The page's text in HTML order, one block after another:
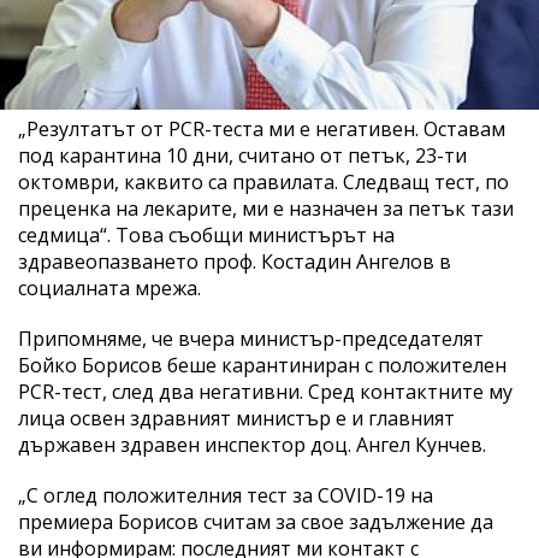
„Резултатът от PCR-теста ми е негативен. Оставам
под карантина 10 дни, считано от петък, 23-ти
октомври, каквито са правилата. Следващ тест, по
преценка на лекарите, ми е назначен за петък тази
седмица“. Това съобщи министърът на
здравеопазването проф. Костадин Ангелов в
социалната мрежа.
Припомняме, че вчера министър-председателят
Бойко Борисов беше карантиниран с положителен
PCR-тест, след два негативни. Сред контактните му
лица освен здравният министър е и главният
държавен здравен инспектор доц. Ангел Кунчев.
„С оглед положителния тест за COVID-19 на
премиера Борисов считам за свое задължение да
ви информирам: последният ми контакт с